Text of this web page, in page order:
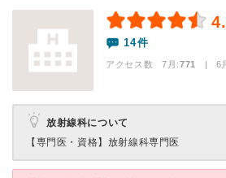
14件
アクセス数 7月:771 | 6
放射線科について
【専門医・資格】 放射線科専門医